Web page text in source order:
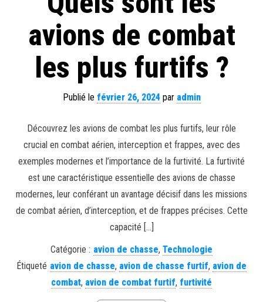
avions de combat
les plus furtifs ?
Publié le février 26, 2024par admin
Découvrez les avions de combat les plus furtifs, leur rôle
crucial en combat aérien, interception et frappes, avec des
exemples modernes et l’importance de la furtivité. La furtivité
est une caractéristique essentielle des avions de chasse
modernes, leur conférant un avantage décisif dans les missions
de combat aérien, d’interception, et de frappes précises. Cette
capacité […]
Catégorie : avion de chasse, Technologie
Étiqueté avion de chasse, avion de chasse furtif, avion de
combat, avion de combat furtif, furtivité